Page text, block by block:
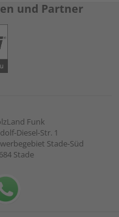
und Partner
Funk
Diesel-Str. 1
Stade-Süd
Stade